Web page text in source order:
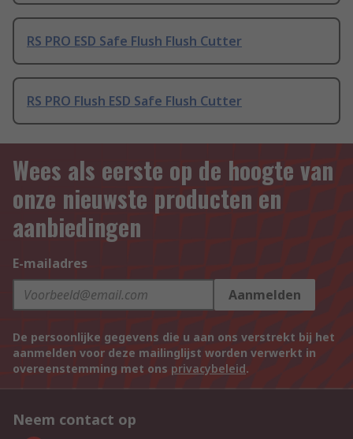
RS PRO ESD Safe Flush Flush Cutter
RS PRO Flush ESD Safe Flush Cutter
Wees als eerste op de hoogte van
onze nieuwste producten en
aanbiedingen
E-mailadres
Aanmelden
De persoonlijke gegevens die u aan ons verstrekt bij het
aanmelden voor deze mailinglijst worden verwerkt in
overeenstemming met ons privacybeleid.
Neem contact op